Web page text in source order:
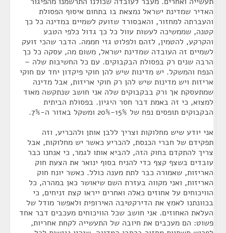
האדיר שמדינת ישראל נמצאת בו בתחום איסוף הפסולת
והעברתה למחזור, והאבסורד שזועק לשמיים במדינה כל כך
קטנה, שממשיכה לעשות עוול כל כך גדול כלפי הטבע
והקרקע, להטמין, לזהם ולפלוט גזי חממה. הדבר שהכי זועק
לשמיים זה העובדה שמדינת ישראל, משום מה, עסקה כל כך
הרבה שנים רק בפסולת הבקבוקים. עם כל החשיבות שלה –
הנפח והמשקל. יש מדינות שיש להן חוקי פיקדון יחד עם חוקי
אריזות ויש מדינות שיש להן רק חוקי אריזות, אבל מדינה
שמתעסקת אך ורק בבקבוקים שלה אני חושב שנתקשה מאוד
למצוא, כי זה באמת דבר חסר היגיון. בפסולת הביתית
הבקבוקים תופסים נפח של 15%-20% ומשקל באזור ה-7%.
אני יודע שיש מחלוקות וצריך ללבן אותן ולהכריע, וזה
תפקידם של חברי הכנסת, להכריע כאשר יש מחלוקות, אבל
צריך להתקדם בחוק הזה, להביא אותו לגמר, כי אנחנו כבר
עובדים בשצף קצף כדי להניח בסוף ינואר את הצעת חוק
האריזות, שאמורה כבר לתת מענה כולל. כאשר יונח חוק
האריזות, ואני מקווה בעזרת השם שיאושר כאן במהרה, כל
הוויכוחים על אחוזים כאלה ואחרים ייראו קצת זניחים, כי
בכוונתנו לאמץ את הדירקטיבה האירופית ולאפשר מודל של
העלאת האחוזים. אני חושב שכל הוויכוחים מעכבים דבר אחד
פשוט: הם מעכבים את חיובה של התעשייה לקחת אחריות,